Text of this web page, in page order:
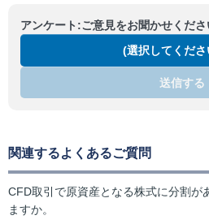
アンケート:ご意見をお聞かせくださ
(選択してくださ
送信する
関連するよくあるご質問
CFD取引で原資産となる株式に分割が
ますか。